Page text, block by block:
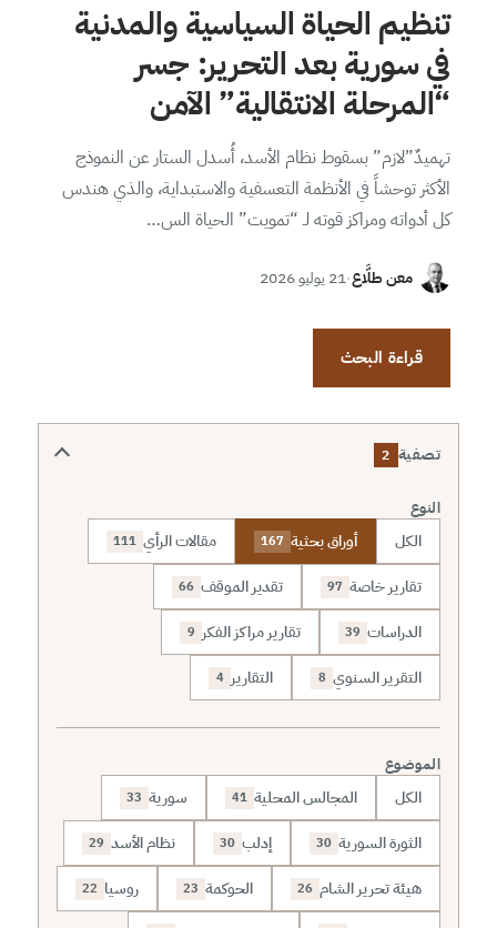
تنظيم الحياة السياسية والمدنية
في سورية بعد التحرير: جسر
“المرحلة الانتقالية” الآمن
تهميدٌ”لازم” بسقوط نظام الأسد، أُسدل الستار عن النموذج
الأكثر توحشاً في الأنظمة التعسفية والاستبداية، والذي هندس
كل أدواته ومراكز قوته لـ “تمويت” الحياة الس…
معن طلَّاع·21 يوليو 2026
قراءة البحث
تصفية 2
النوع
الكل أوراق بحثية 167 مقالات الرأي 111
تقارير خاصة 97 تقدير الموقف 66
الدراسات 39 تقارير مراكز الفكر 9
التقرير السنوي 8 التقارير 4
الموضوع
الكل المجالس المحلية 41 سورية 33
الثورة السورية 30 إدلب 30 نظام الأسد 29
هيئة تحرير الشام 26 الحوكمة 23 روسيا 22